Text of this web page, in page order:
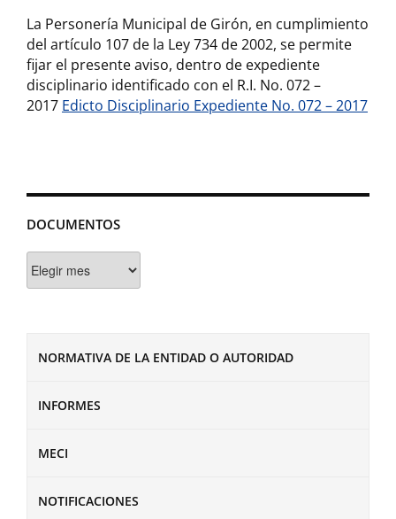
DOCUMENTOS
NORMATIVA DE LA ENTIDAD O AUTORIDAD
INFORMES
MECI
NOTIFICACIONES
La Personería Municipal de Girón, en cumplimiento
del artículo 107 de la Ley 734 de 2002, se permite
fijar el presente aviso, dentro de expediente
disciplinario identificado con el R.I. No. 072 –
2017 Edicto Disciplinario Expediente No. 072 – 2017